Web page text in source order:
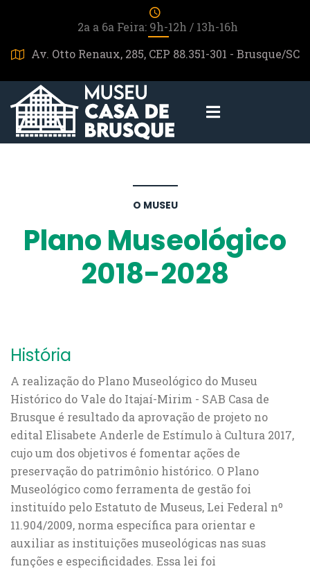
2a a 6a Feira: 9h-12h / 13h-16h
Av. Otto Renaux, 285, CEP 88.351-301 - Brusque/SC
O MUSEU
Plano Museológico
2018-2028
História
A realização do Plano Museológico do Museu
Histórico do Vale do Itajaí-Mirim - SAB Casa de
Brusque é resultado da aprovação de projeto no
edital Elisabete Anderle de Estímulo à Cultura 2017,
cujo um dos objetivos é fomentar ações de
preservação do patrimônio histórico. O Plano
Museológico como ferramenta de gestão foi
instituído pelo Estatuto de Museus, Lei Federal nº
11.904/2009, norma específica para orientar e
auxiliar as instituições museológicas nas suas
funções e especificidades. Essa lei foi